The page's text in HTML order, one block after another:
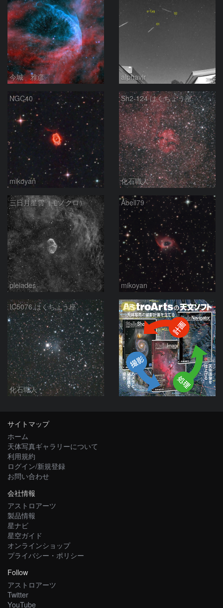
今城 雅彦 alphavir
NGC40
mikoyan
Sh2-124 はくちょう座
化石職人
三日月星雲（モノクロ）
pleiades
Abell79
mikoyan
IC5076 はくちょう座
化石職人
PR
サイトマップ
ホーム
天体写真ギャラリーについて
利用規約
ログイン/新規登録
お問い合わせ
会社情報
アストロアーツ
製品情報
星ナビ
星空ガイド
オンラインショップ
プライバシー・ポリシー
Follow
アストロアーツ
Twitter
YouTube